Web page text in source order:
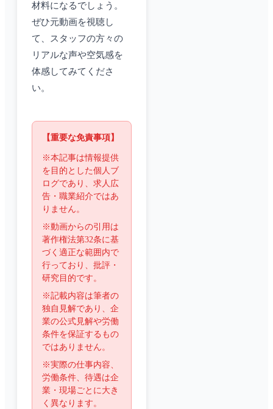
材料になるでしょう。
ぜひ元動画を視聴し
て、スタッフの方々の
リアルな声や空気感を
体感してみてくださ
い。
【重要な免責事項】
※本記事は情報提供
を目的とした個人ブ
ログであり、求人広
告・職業紹介ではあ
りません。
※動画からの引用は
著作権法第32条に基
づく適正な範囲内で
行っており、批評・
研究目的です。
※記載内容は筆者の
独自見解であり、企
業の公式見解や労働
条件を保証するもの
ではありません。
※実際の仕事内容、
労働条件、待遇は企
業・現場ごとに大き
く異なります。